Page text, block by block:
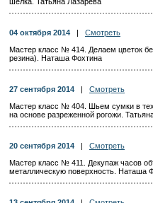
04 октября 2014
Смотреть
Мастер класс № 414. Делаем цветок
резина). Наташа Фохтина
27 сентября 2014
Смотреть
Мастер класс № 404. Шьем сумки в
на основе разреженной рогожи.
20 сентября 2014
Смотреть
Мастер класс № 411. Декупаж часов
металлическую поверхность. Наташа